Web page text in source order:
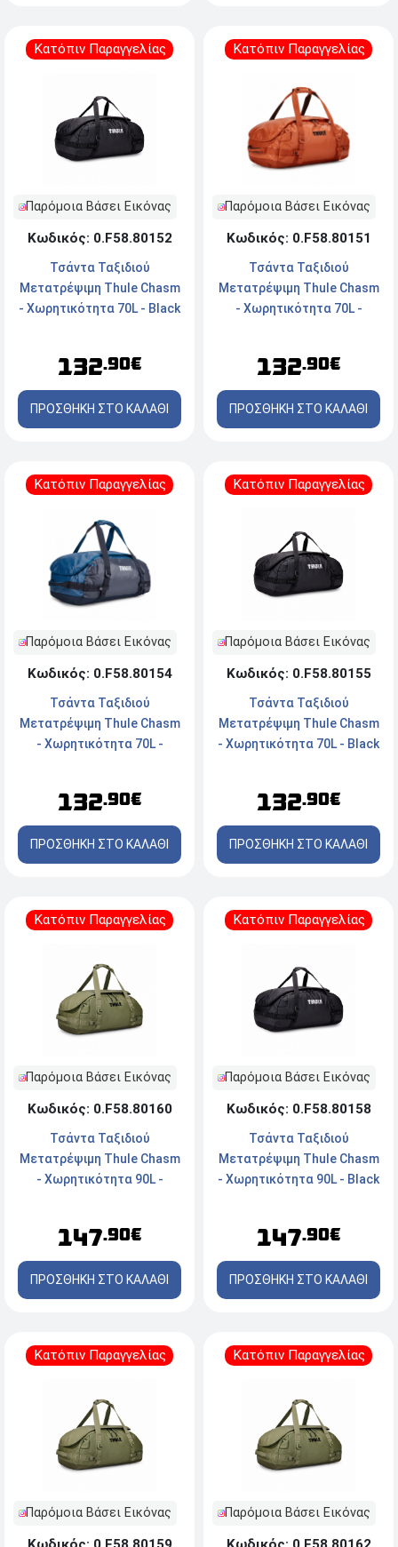
Κατόπιν Παραγγελίας
Παρόμοια Βάσει Εικόνας
Κωδικός: 0.F58.80152
Τσάντα Ταξιδιού
Μετατρέψιμη Thule Chasm
- Χωρητικότητα 70L - Black
132.90€
ΠΡΟΣΘΗΚΗ ΣΤΟ ΚΑΛΑΘΙ
Κατόπιν Παραγγελίας
Παρόμοια Βάσει Εικόνας
Κωδικός: 0.F58.80151
Τσάντα Ταξιδιού
Μετατρέψιμη Thule Chasm
- Χωρητικότητα 70L -
132.90€
ΠΡΟΣΘΗΚΗ ΣΤΟ ΚΑΛΑΘΙ
Κατόπιν Παραγγελίας
Παρόμοια Βάσει Εικόνας
Κωδικός: 0.F58.80154
Τσάντα Ταξιδιού
Μετατρέψιμη Thule Chasm
- Χωρητικότητα 70L -
132.90€
ΠΡΟΣΘΗΚΗ ΣΤΟ ΚΑΛΑΘΙ
Κατόπιν Παραγγελίας
Παρόμοια Βάσει Εικόνας
Κωδικός: 0.F58.80155
Τσάντα Ταξιδιού
Μετατρέψιμη Thule Chasm
- Χωρητικότητα 70L - Black
132.90€
ΠΡΟΣΘΗΚΗ ΣΤΟ ΚΑΛΑΘΙ
Κατόπιν Παραγγελίας
Παρόμοια Βάσει Εικόνας
Κωδικός: 0.F58.80160
Τσάντα Ταξιδιού
Μετατρέψιμη Thule Chasm
- Χωρητικότητα 90L -
147.90€
ΠΡΟΣΘΗΚΗ ΣΤΟ ΚΑΛΑΘΙ
Κατόπιν Παραγγελίας
Παρόμοια Βάσει Εικόνας
Κωδικός: 0.F58.80158
Τσάντα Ταξιδιού
Μετατρέψιμη Thule Chasm
- Χωρητικότητα 90L - Black
147.90€
ΠΡΟΣΘΗΚΗ ΣΤΟ ΚΑΛΑΘΙ
Κατόπιν Παραγγελίας
Παρόμοια Βάσει Εικόνας
Κατόπιν Παραγγελίας
Παρόμοια Βάσει Εικόνας